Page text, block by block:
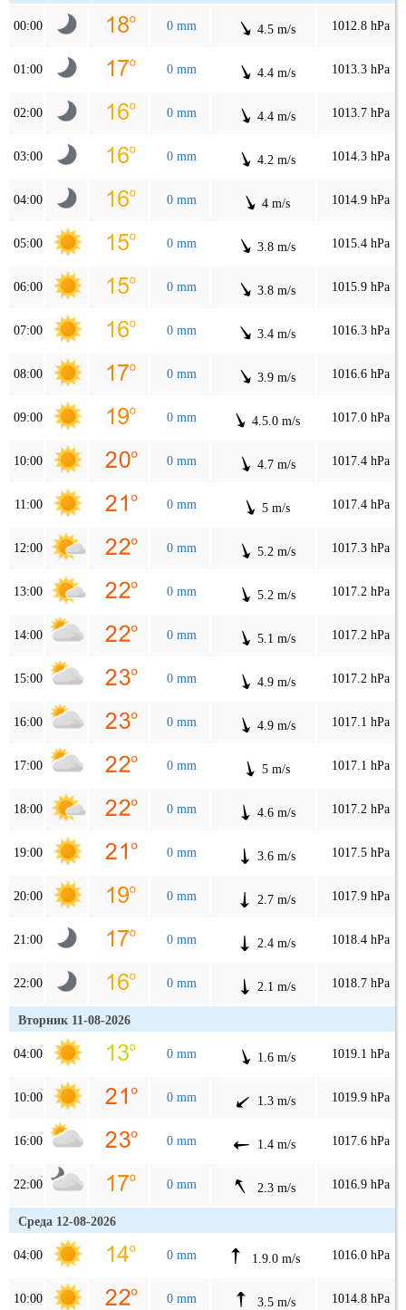
00:00 0 mm 4.5 m/s 1012.8 hPa
01:00 0 mm 4.4 m/s 1013.3 hPa
02:00 0 mm 4.4 m/s 1013.7 hPa
03:00 0 mm 4.2 m/s 1014.3 hPa
04:00 0 mm 4 m/s 1014.9 hPa
05:00 0 mm 3.8 m/s 1015.4 hPa
06:00 0 mm 3.8 m/s 1015.9 hPa
07:00 0 mm 3.4 m/s 1016.3 hPa
08:00 0 mm 3.9 m/s 1016.6 hPa
09:00 0 mm 4.5.0 m/s 1017.0 hPa
10:00 0 mm 4.7 m/s 1017.4 hPa
11:00 0 mm 5 m/s 1017.4 hPa
12:00 0 mm 5.2 m/s 1017.3 hPa
13:00 0 mm 5.2 m/s 1017.2 hPa
14:00 0 mm 5.1 m/s 1017.2 hPa
15:00 0 mm 4.9 m/s 1017.2 hPa
16:00 0 mm 4.9 m/s 1017.1 hPa
17:00 0 mm 5 m/s 1017.1 hPa
18:00 0 mm 4.6 m/s 1017.2 hPa
19:00 0 mm 3.6 m/s 1017.5 hPa
20:00 0 mm 2.7 m/s 1017.9 hPa
21:00 0 mm 2.4 m/s 1018.4 hPa
22:00 0 mm 2.1 m/s 1018.7 hPa
Вторник 11-08-2026
04:00 0 mm 1.6 m/s 1019.1 hPa
10:00 0 mm 1.3 m/s 1019.9 hPa
16:00 0 mm 1.4 m/s 1017.6 hPa
22:00 0 mm 2.3 m/s 1016.9 hPa
Среда 12-08-2026
04:00 0 mm 1.9.0 m/s 1016.0 hPa
10:00 0 mm 3.5 m/s 1014.8 hPa